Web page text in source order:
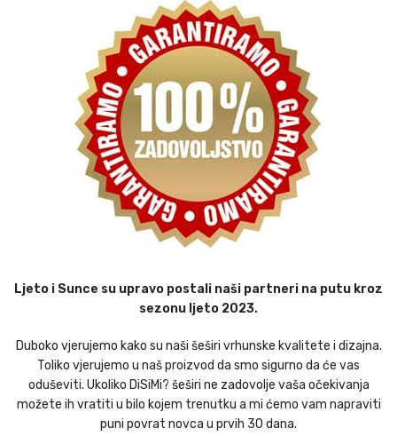
Ljeto i Sunce su upravo postali naši partneri na putu kroz
sezonu ljeto 2023.
Duboko vjerujemo kako su naši šeširi vrhunske kvalitete i dizajna.
Toliko vjerujemo u naš proizvod da smo sigurno da će vas
oduševiti. Ukoliko DiSiMi? šeširi ne zadovolje vaša očekivanja
možete ih vratiti u bilo kojem trenutku a mi ćemo vam napraviti
puni povrat novca u prvih 30 dana.